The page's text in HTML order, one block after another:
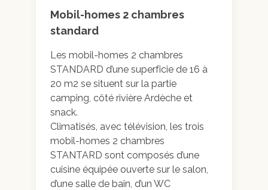
Galerie photo
Mobil-homes 2 chambres
standard
Les mobil-homes 2 chambres
STANDARD d’une superficie de 16 à
20 m2 se situent sur la partie
camping, côté rivière Ardèche et
snack.
Climatisés, avec télévision, les trois
mobil-homes 2 chambres
STANTARD sont composés d’une
cuisine équipée ouverte sur le salon,
d’une salle de bain, d’un WC